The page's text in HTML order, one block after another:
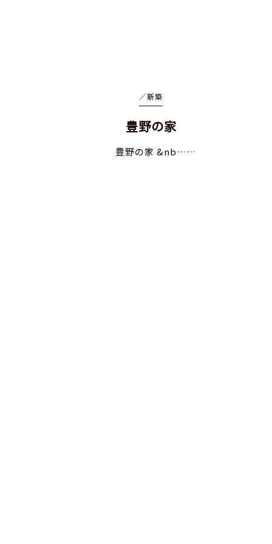
／新築
豊野の家
豊野の家 &nb……